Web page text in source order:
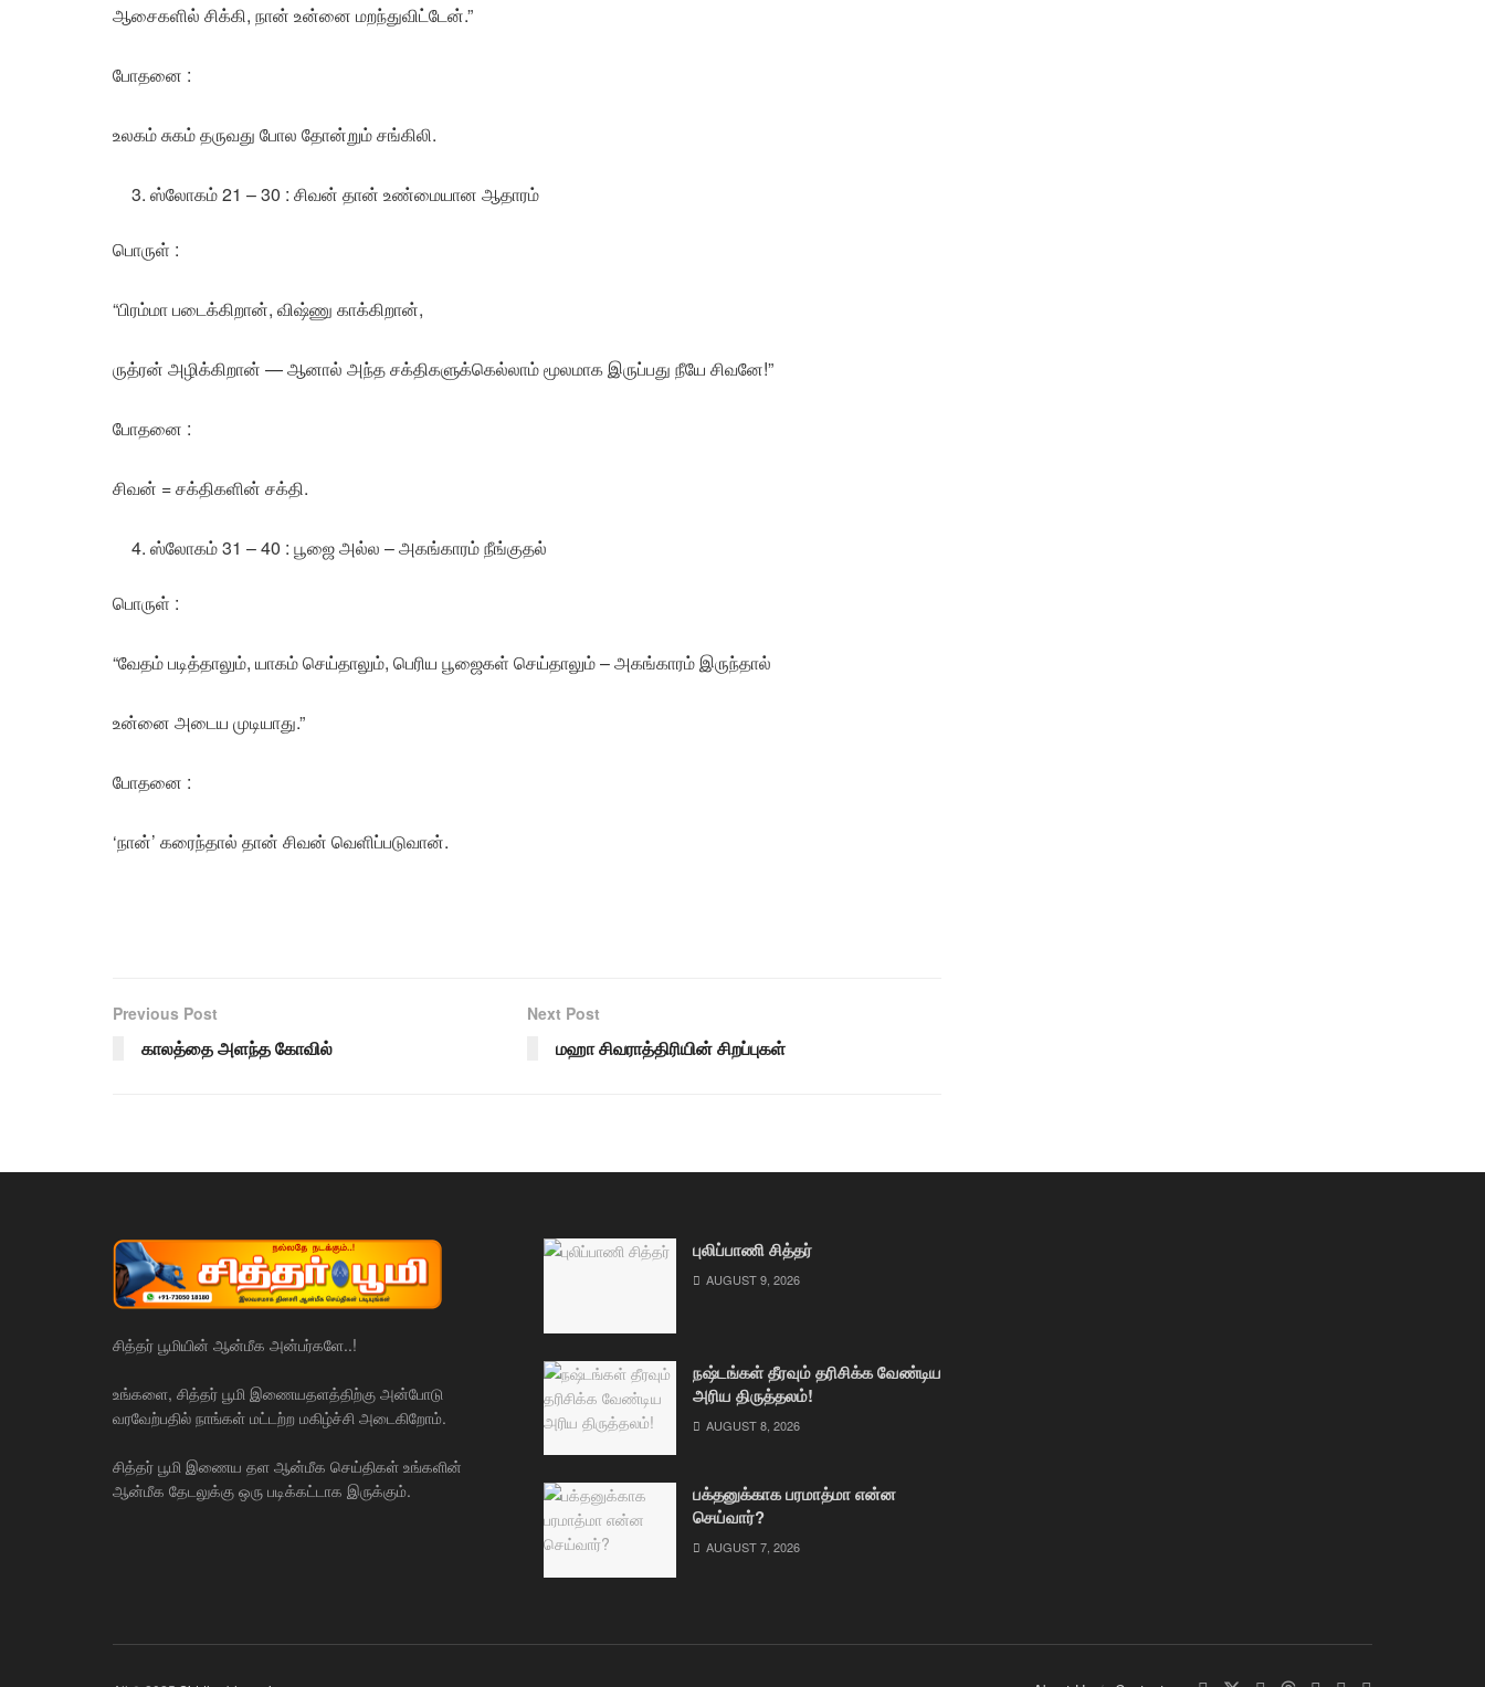
ஆசைகளில் சிக்கி, நான் உன்னை மறந்துவிட்டேன்.”
போதனை :
உலகம் சுகம் தருவது போல தோன்றும் சங்கிலி.
ஸ்லோகம் 21 – 30 : சிவன் தான் உண்மையான ஆதாரம்
பொருள் :
“பிரம்மா படைக்கிறான், விஷ்ணு காக்கிறான்,
ருத்ரன் அழிக்கிறான் — ஆனால் அந்த சக்திகளுக்கெல்லாம் மூலமாக இருப்பது நீயே சிவனே!”
போதனை :
சிவன் = சக்திகளின் சக்தி.
ஸ்லோகம் 31 – 40 : பூஜை அல்ல – அகங்காரம் நீங்குதல்
பொருள் :
“வேதம் படித்தாலும், யாகம் செய்தாலும், பெரிய பூஜைகள் செய்தாலும் – அகங்காரம் இருந்தால்
உன்னை அடைய முடியாது.”
போதனை :
‘நான்’ கரைந்தால் தான் சிவன் வெளிப்படுவான்.
Previous Post
காலத்தை அளந்த கோவில்
Next Post
மஹா சிவராத்திரியின் சிறப்புகள்
சித்தர் பூமியின் ஆன்மீக அன்பர்களே..!
உங்களை, சித்தர் பூமி இணையதளத்திற்கு அன்போடு
வரவேற்பதில் நாங்கள் மட்டற்ற மகிழ்ச்சி அடைகிறோம்.
சித்தர் பூமி இணைய தள ஆன்மீக செய்திகள் உங்களின்
ஆன்மீக தேடலுக்கு ஒரு படிக்கட்டாக இருக்கும்.
புலிப்பாணி சித்தர்
AUGUST 9, 2026
நஷ்டங்கள் தீரவும் தரிசிக்க வேண்டிய
அரிய திருத்தலம்!
AUGUST 8, 2026
பக்தனுக்காக பரமாத்மா என்ன
செய்வார்?
AUGUST 7, 2026